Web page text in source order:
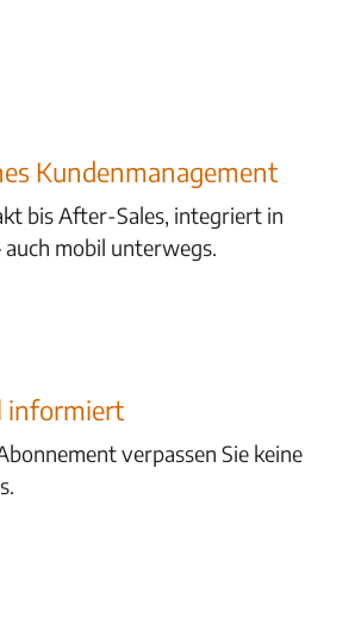
Kundenmanagement
bis After-Sales, integriert in
auch mobil unterwegs.
informiert
verpassen Sie keine